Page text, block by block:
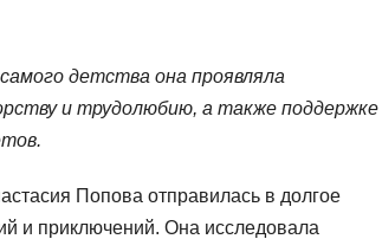
детства она проявляла
и трудолюбию, а также поддержке
Попова отправилась в долгое
и приключений. Она исследовала